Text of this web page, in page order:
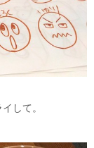
して。